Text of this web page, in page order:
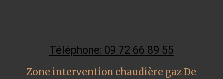
Téléphone: 09 72 66 89 55
Zone intervention chaudière gaz De